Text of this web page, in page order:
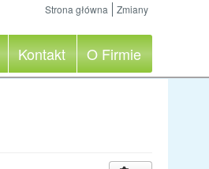
Strona główna Zmiany
Kontakt O Firmie